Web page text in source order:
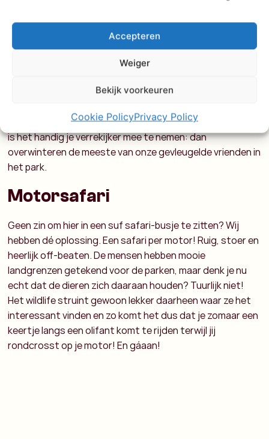
Accepteren
Weiger
Bekijk voorkeuren
Cookie PolicyPrivacy Policy
een relatief klein park is, is het ontzettend divers. De
natte gronden zorgen namelijk voor een gevarieerd
leefgebied. Spits je oren en hoor het gelach van een
vogelliefhebbers komen aan hun trekken tijdens deze
vogelsoorten vinden. Vooral tussen november en januari
is het handig je verrekijker mee te nemen: dan
overwinteren de meeste van onze gevleugelde vrienden in
het park.
Motorsafari
Geen zin om hier in een suf safari-busje te zitten? Wij
hebben dé oplossing. Een safari per motor! Ruig, stoer en
heerlijk off-beaten. De mensen hebben mooie
landgrenzen getekend voor de parken, maar denk je nu
echt dat de dieren zich daaraan houden? Tuurlijk niet!
Het wildlife struint gewoon lekker daarheen waar ze het
interessant vinden en zo komt het dus dat je zomaar een
keertje langs een olifant komt te rijden terwijl jij
rondcrosst op je motor! En gáaan!